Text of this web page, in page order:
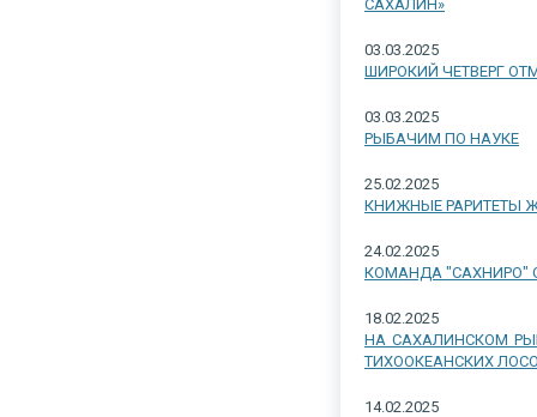
САХАЛИН»
03.03.2025
ШИРОКИЙ ЧЕТВЕРГ
03.03.2025
РЫБАЧИМ ПО НАУКЕ
25.02.2025
КНИЖНЫЕ РАРИТЕТЫ
24.02.2025
КОМАНДА "САХНИРО"
18.02.2025
НА САХАЛИНСКОМ
ТИХООКЕАНСКИХ
14.02.2025